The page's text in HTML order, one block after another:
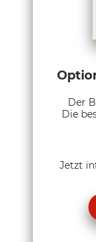
Der
Die
Jetzt